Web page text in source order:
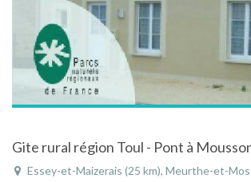
Gite rural région Toul - Pont à
Essey-et-Maizerais (25 km), Meurthe-et-Moselle,